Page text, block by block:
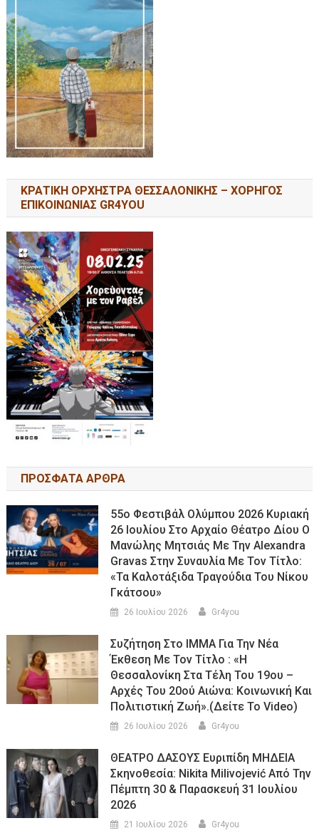
ΚΡΑΤΙΚΗ ΟΡΧΗΣΤΡΑ ΘΕΣΣΑΛΟΝΙΚΗΣ – ΧΟΡΗΓΟΣ
ΕΠΙΚΟΙΝΩΝΙΑΣ GR4YOU
ΠΡΟΣΦΑΤΑ ΑΡΘΡΑ
55ο Φεστιβάλ Ολύμπου 2026 Κυριακή
26 Ιουλίου Στο Αρχαίο Θέατρο Δίου Ο
Μανώλης Μητσιάς Με Την Alexandra
Gravas Στην Συναυλία Με Τον Τίτλο:
«τα Καλοτάξιδα Τραγούδια Του Νίκου
Γκάτσου»
26 Ιουλίου 2026 Gr4you
Συζήτηση Στο ΙΜΜΑ Για Την Νέα
Έκθεση Με Τον Τίτλο : «Η
Θεσσαλονίκη Στα Τέλη Του 19ου –
Αρχές Του 20ού Αιώνα: Κοινωνική Και
Πολιτιστική Ζωή».(Δείτε Το Video)
26 Ιουλίου 2026 Gr4you
ΘΕΑΤΡΟ ΔΑΣΟΥΣ Ευριπίδη ΜΗΔΕΙΑ
Σκηνοθεσία: Nikita Milivojević Από Την
Πέμπτη 30 & Παρασκευή 31 Ιουλίου
2026
21 Ιουλίου 2026 Gr4you